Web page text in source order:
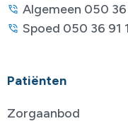
Algemeen 050 36
Spoed 050 36 91
Patiënten
Zorgaanbod